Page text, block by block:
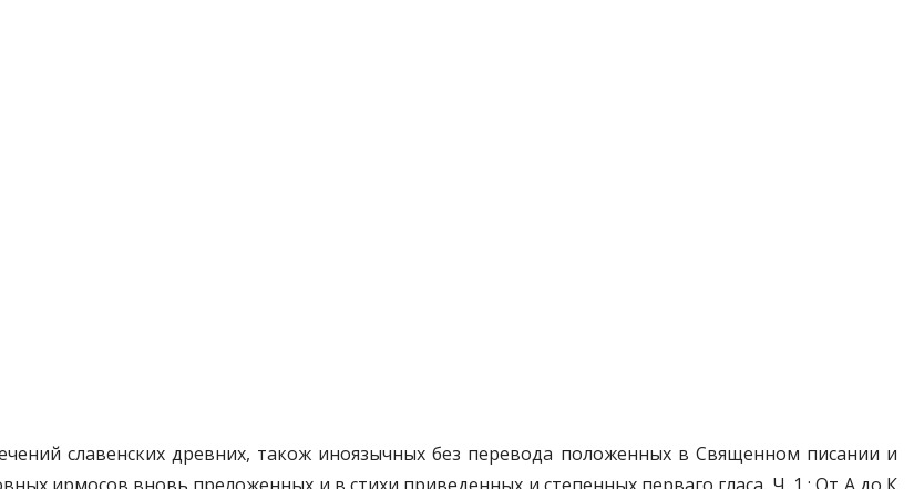
славенских древних, також иноязычных без перевода положенных в Священном писании и